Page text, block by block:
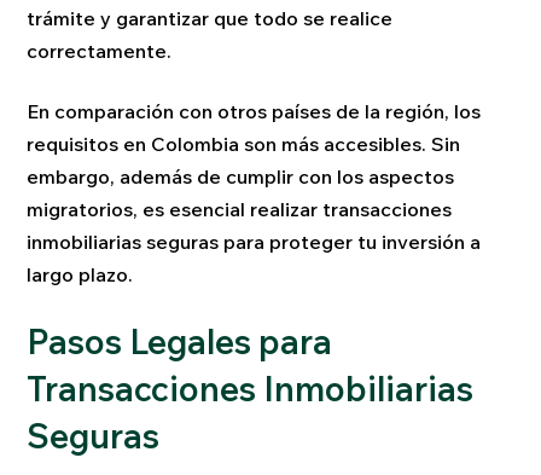
trámite y garantizar que todo se realice
correctamente.
En comparación con otros países de la región, los
requisitos en Colombia son más accesibles. Sin
embargo, además de cumplir con los aspectos
migratorios, es esencial realizar transacciones
inmobiliarias seguras para proteger tu inversión a
largo plazo.
Pasos Legales para
Transacciones Inmobiliarias
Seguras